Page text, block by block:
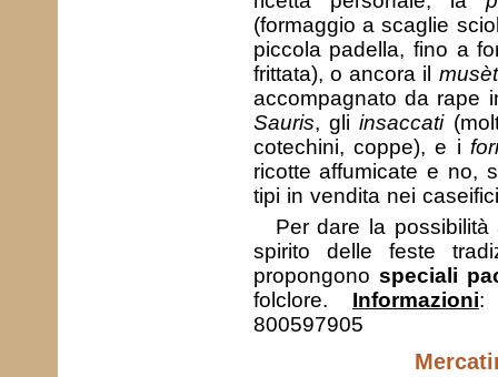
(formaggio a scaglie
piccola padella, fino a
frittata), o ancora il musèt
accompagnato da rape
Sauris, gliinsaccati
cotechini, coppe), e i
ricotte affumicate e no,
tipi in vendita nei
Per dare la
spirito delle feste
propongono speciali
folclore. Informazioni:
800597905